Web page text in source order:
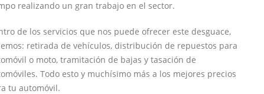
realizando un gran trabajo en el sector.
de los servicios que nos puede ofrecer este desguace,
retirada de vehículos, distribución de repuestos para
o moto, tramitación de bajas y tasación de
Todo esto y muchísimo más a los mejores precios
tu automóvil.